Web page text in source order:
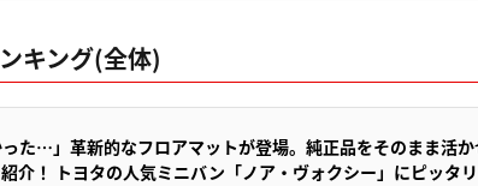
キング(全体)
った…」革新的なフロアマットが登場。純正品をそのまま活
介！ トヨタの人気ミニバン「ノア・ヴォクシー」にピッタリ